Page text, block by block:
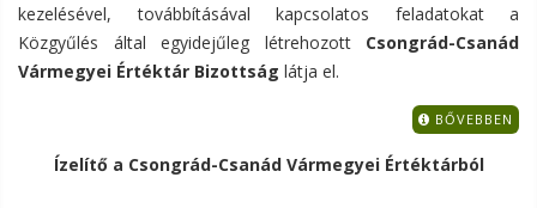
kezelésével, továbbításával kapcsolatos feladatokat a
Közgyűlés által egyidejűleg létrehozott Csongrád-Csanád
Vármegyei Értéktár Bizottság látja el.
BŐVEBBEN
Ízelítő a Csongrád-Csanád Vármegyei Értéktárból